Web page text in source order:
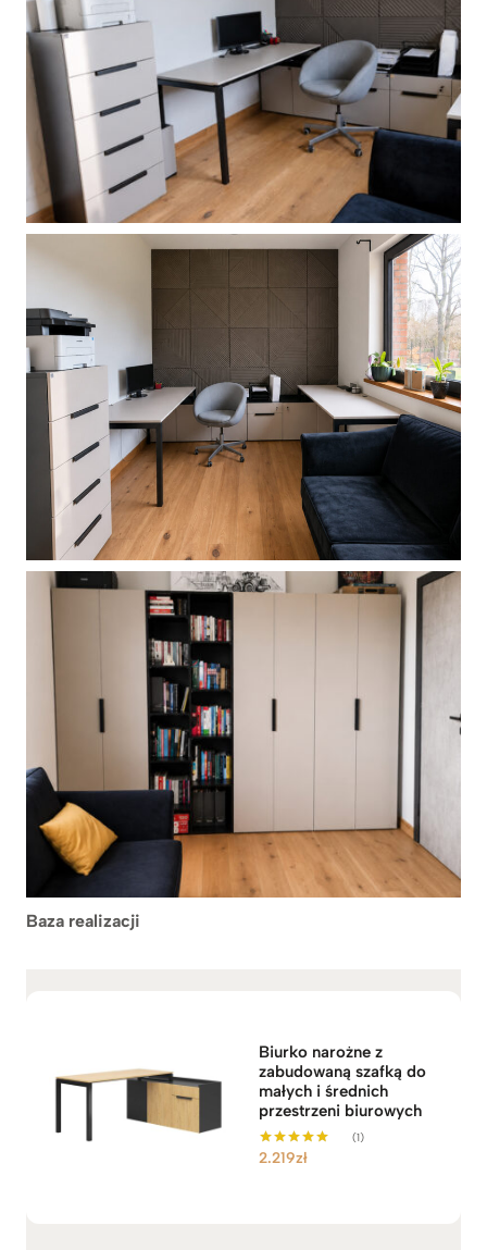
Baza realizacji
Biurko narożne z
zabudowaną szafką do
małych i średnich
przestrzeni biurowych
Oceniono
(1)
2.219zł